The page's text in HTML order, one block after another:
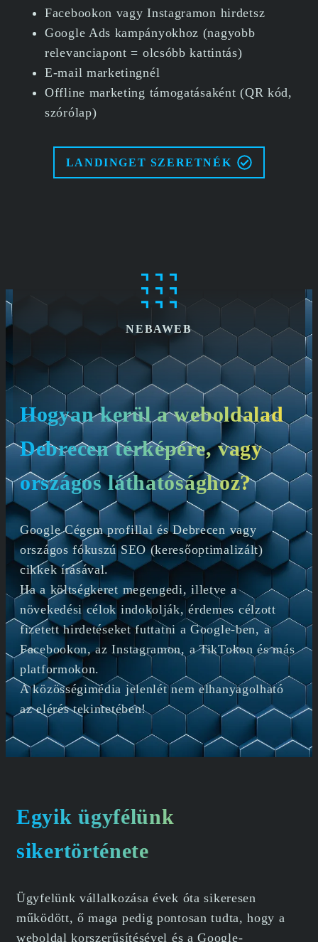
Facebookon vagy Instagramon hirdetsz
Google Ads kampányokhoz (nagyobb
relevanciapont = olcsóbb kattintás)
E-mail marketingnél
Offline marketing támogatásaként (QR kód,
szórólap)
LANDINGET SZERETNÉK
NEBAWEB
Hogyan kerül a weboldalad
Debrecen térképére, vagy
országos láthatósághoz?
Google Cégem profillal és Debrecen vagy
országos fókuszú SEO (keresőoptimalizált)
cikkek írásával.
Ha a költségkeret megengedi, illetve a
növekedési célok indokolják, érdemes célzott
fizetett hirdetéseket futtatni a Google-ben, a
Facebookon, az Instagramon, a TikTokon és más
platformokon.
A közösségimédia jelenlét nem elhanyagolható
az elérés tekintetében!
Egyik ügyfélünk
sikertörténete
Ügyfelünk vállalkozása évek óta sikeresen
működött, ő maga pedig pontosan tudta, hogy a
weboldal korszerűsítésével és a Google-